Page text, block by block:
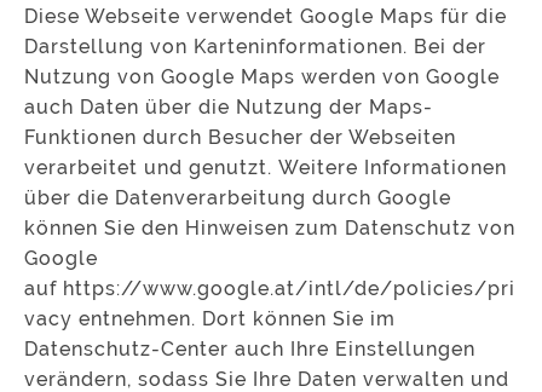
Diese Webseite verwendet Google Maps für die
Darstellung von Karteninformationen. Bei der
Nutzung von Google Maps werden von Google
auch Daten über die Nutzung der Maps-
Funktionen durch Besucher der Webseiten
verarbeitet und genutzt. Weitere Informationen
über die Datenverarbeitung durch Google
können Sie den Hinweisen zum Datenschutz von
Google
auf https://www.google.at/intl/de/policies/pri
vacy entnehmen. Dort können Sie im
Datenschutz-Center auch Ihre Einstellungen
verändern, sodass Sie Ihre Daten verwalten und